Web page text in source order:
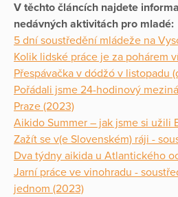
V těchto článcích najdete
nedávných aktivitách pro mladé:
5 dní soustředění mládeže na
Kolik lidské práce je za pohárem
Přespávačka v dódžó v listopadu
Pořádali jsme 24-hodinový
Praze (2023)
Aikido Summer – jak jsme si užili
Zažít se v(e Slovenském) ráji -
Dva týdny aikida u Atlantického
Jarní práce ve vinohradu -
jednom (2023)